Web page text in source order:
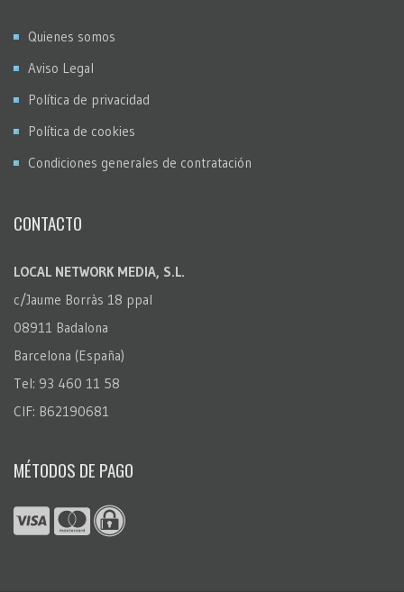
Quienes somos
Aviso Legal
Política de privacidad
Política de cookies
Condiciones generales de contratación
CONTACTO
LOCAL NETWORK MEDIA, S.L.
c/Jaume Borràs 18 ppal
08911 Badalona
Barcelona (España)
Tel: 93 460 11 58
CIF: B62190681
MÉTODOS DE PAGO